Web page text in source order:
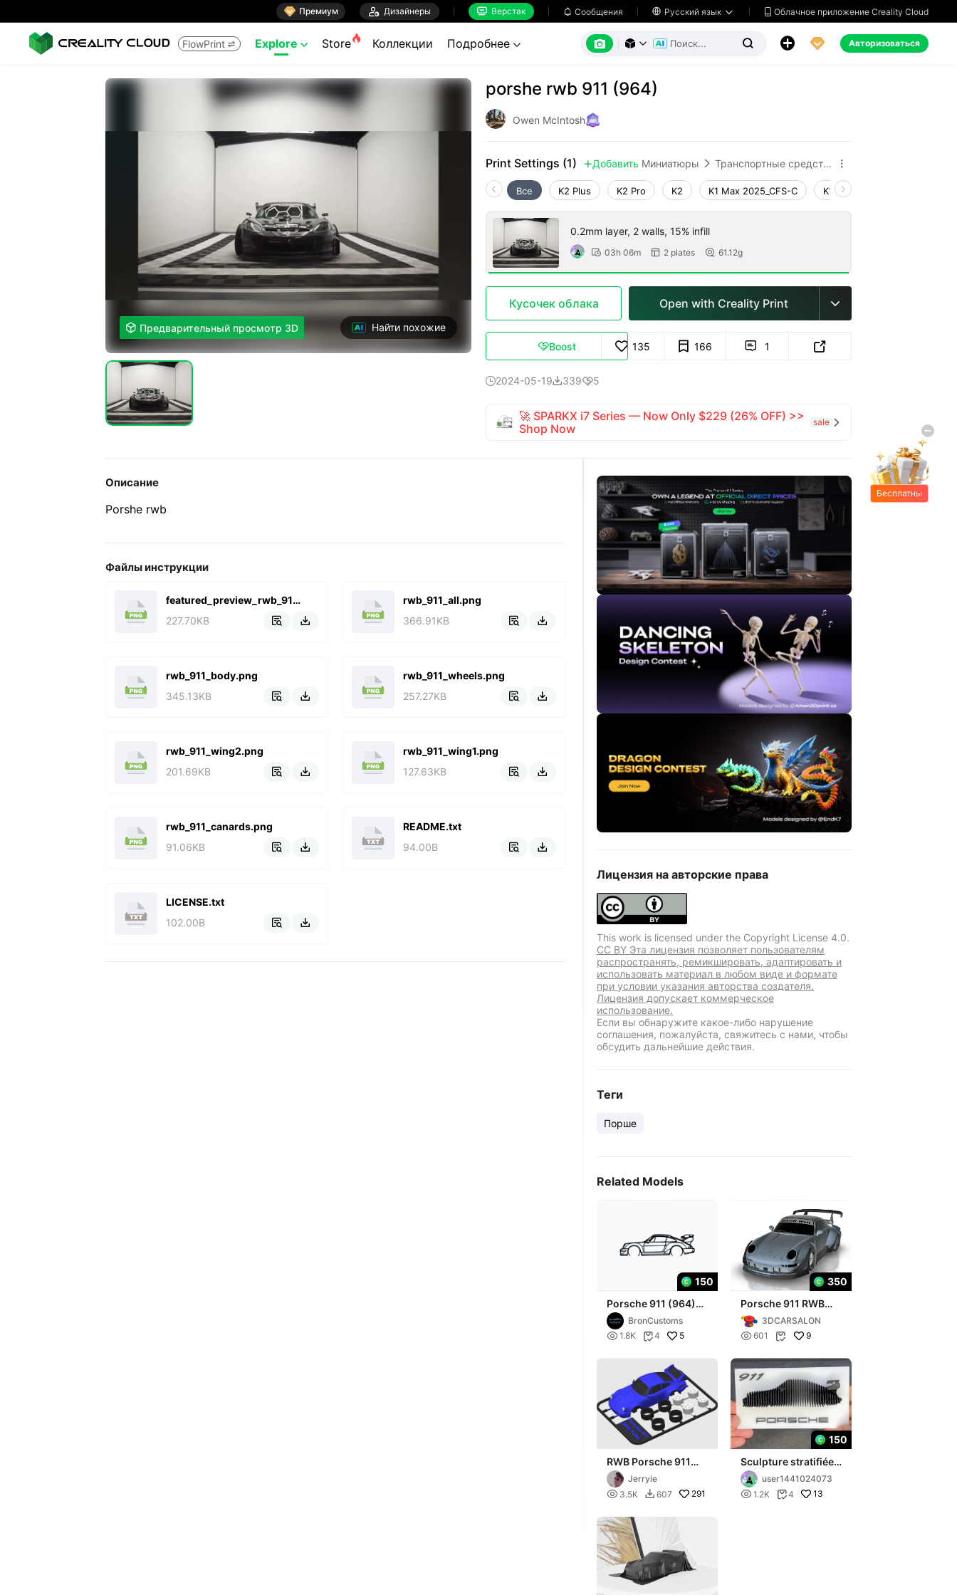
 Премиум  Дизайнеры  Верстак  Сообщения  Русский язык   Облачное приложение Creality Cloud
FlowPrint  Explore  Store Коллекции Подробнее        Авторизоваться
 Предварительный просмотр 3D Найти похожие
porshe rwb 911 (964)
Owen McIntosh
Print Settings (1)  Добавить Миниатюры  Транспортные средства и техника 
Все K2 Plus K2 Pro K2 K1 Max 2025_CFS-C K1 Max_CFS-C
0.2mm layer, 2 walls, 15% infill
 03h 06m  2 plates  61.12g
Кусочек облака Open with Creality Print 
Boost 135 166  1 
2024-05-193395
🚀 SPARKX i7 Series — Now Only $229 (26% OFF) >>
Shop Now
sale 
Описание
Porshe rwb
Файлы инструкции
featured_preview_rwb_911_all.png
227.70KB
 
rwb_911_all.png
366.91KB
 
rwb_911_body.png
345.13KB
 
rwb_911_wheels.png
257.27KB
 
rwb_911_wing2.png
201.69KB
 
rwb_911_wing1.png
127.63KB
 
rwb_911_canards.png
91.06KB
 
README.txt
94.00B
 
LICENSE.txt
102.00B
 
Лицензия на авторские права
This work is licensed under the Copyright License 4.0.
CC BY Эта лицензия позволяет пользователям
распространять, ремикшировать, адаптировать и
использовать материал в любом виде и формате
при условии указания авторства создателя.
Лицензия допускает коммерческое
использование.
Если вы обнаружите какое-либо нарушение
соглашения, пожалуйста, свяжитесь с нами, чтобы
обсудить дальнейшие действия.
Теги
Порше
Related Models
150
Porsche 911 (964)
Carrera RWB
BronCustoms
 1.8K 4 5
350
Porsche 911 RWB
(993) 1993
3DCARSALON
 601  9
RWB Porsche 911
(964) Turbo kit card
Jerryie
 3.5K  607 291
150
Sculpture stratifiée
Porsche 911 RWB
user1441024073
 1.2K 4 13
Бесплатны